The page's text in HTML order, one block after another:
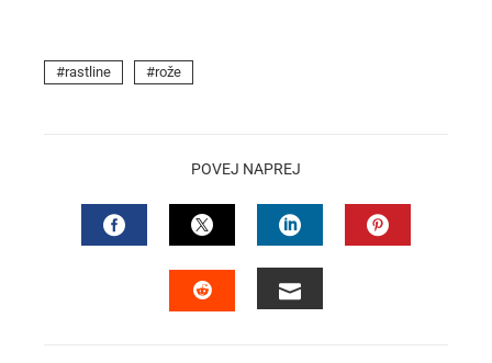
rastline rože
POVEJ NAPREJ
FACEBOOKTWITTERLINKEDIN